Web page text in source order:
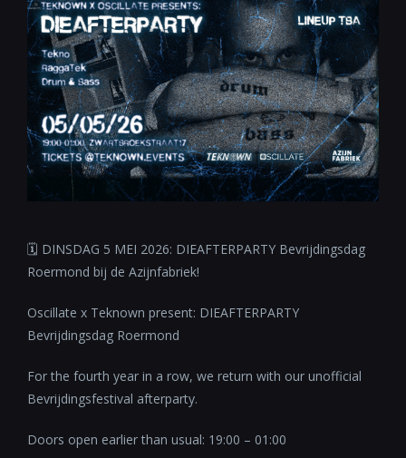
🗓 DINSDAG 5 MEI 2026: DIEAFTERPARTY Bevrijdingsdag
Roermond bij de Azijnfabriek!
Oscillate x Teknown present: DIEAFTERPARTY
Bevrijdingsdag Roermond
For the fourth year in a row, we return with our unofficial
Bevrijdingsfestival afterparty.
Doors open earlier than usual: 19:00 – 01:00